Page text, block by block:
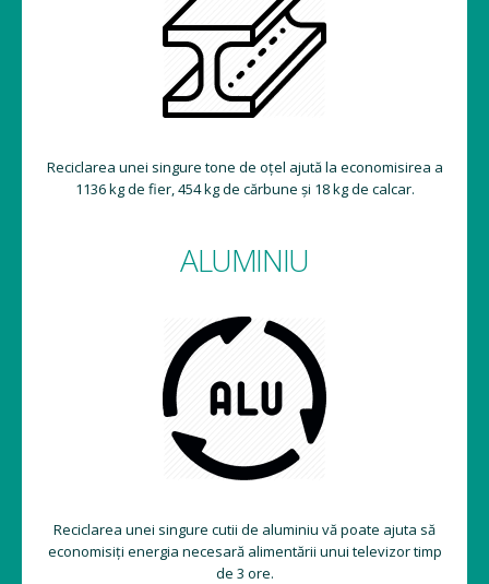
Reciclarea unei singure tone de oțel ajută la economisirea a
1136 kg de fier, 454 kg de cărbune și 18 kg de calcar.
ALUMINIU
Reciclarea unei singure cutii de aluminiu vă poate ajuta să
economisiți energia necesară alimentării unui televizor timp
de 3 ore.